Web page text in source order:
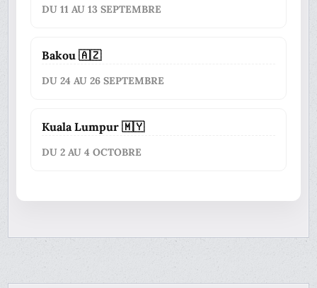
DU 11 AU 13 SEPTEMBRE
Bakou 🇦🇿
DU 24 AU 26 SEPTEMBRE
Kuala Lumpur 🇲🇾
DU 2 AU 4 OCTOBRE